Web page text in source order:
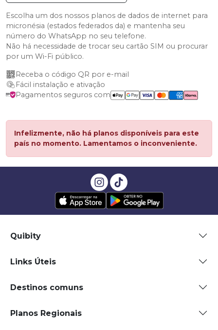
Escolha um dos nossos planos de dados de internet para
micronésia (estados federados da) e mantenha seu
número do WhatsApp no seu telefone.
Não há necessidade de trocar seu cartão SIM ou procurar
por um Wi-Fi público.
Receba o código QR por e-mail
Fácil instalação e ativação
Pagamentos seguros com
Infelizmente, não há planos disponíveis para este
país no momento. Lamentamos o inconveniente.
Quibity
Links Úteis
Destinos comuns
Planos Regionais